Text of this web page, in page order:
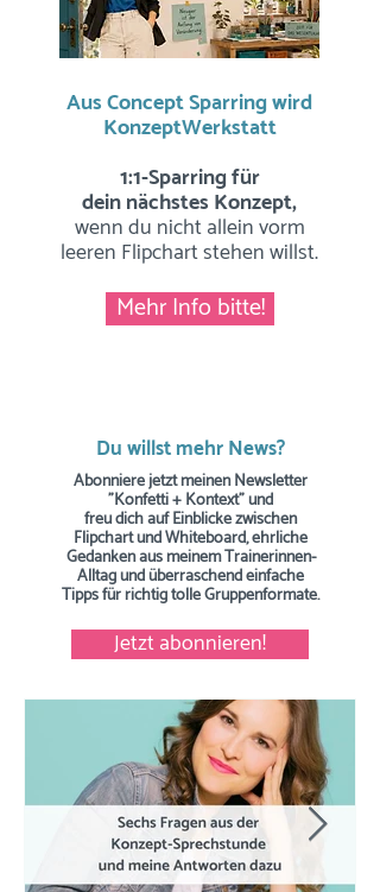
Aus Concept Sparring wird
KonzeptWerkstatt
1:1-Sparring für
dein nächstes Konzept,
wenn du nicht allein vorm
leeren Flipchart stehen willst.
Mehr Info bitte!
Du willst mehr News?
Abonniere jetzt meinen Newsletter
"Konfetti + Kontext" und
freu dich auf Einblicke zwischen
Flipchart und Whiteboard, ehrliche
Gedanken aus meinem Trainerinnen-
Alltag und überraschend einfache
Tippsfür richtig tolle Gruppenformate.
Jetzt abonnieren!